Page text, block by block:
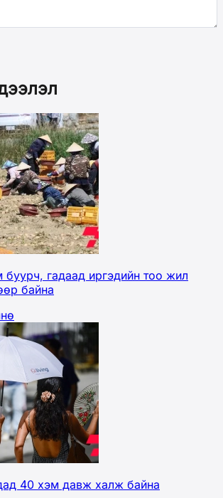
гадаад иргэдийн тоо жил
байна
40 хэм давж халж байна